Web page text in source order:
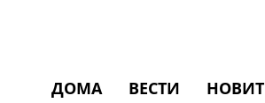
ДОМА ВЕСТИ